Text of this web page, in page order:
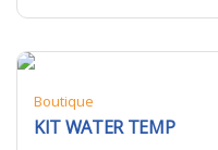
Boutique
KIT WATER TEMP